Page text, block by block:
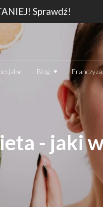
Sprawdź!
Blog
JAK DZIAŁA
TECHNOLOGIA
Franczyza
- jaki